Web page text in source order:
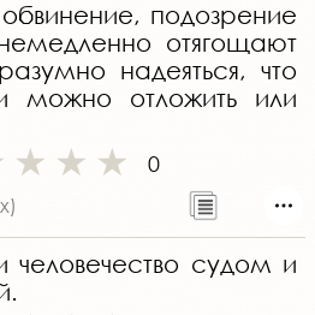
подозрение
отягощают
надеяться, что
можно отложить или
0
человечество судом и